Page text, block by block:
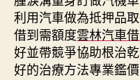
利用汽車做為抵押品
借到需額度雲林汽車
好並帶競爭協助根治
好的治療方法專業鑑